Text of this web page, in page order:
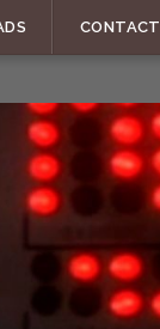
CONTACT